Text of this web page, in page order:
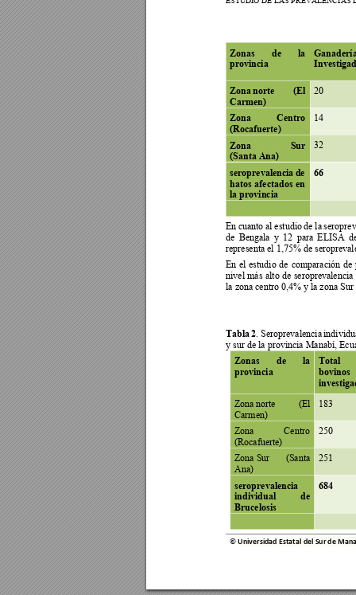
© Universidad Estatal del Sur de M
Zonas de
la
provincia
Zona norte
(El
Carmen)
20
Zona
Centro
(Rocafuerte)
14
Zona
Sur
(Santa Ana)
32
seroprevalencia de
hatos afectados en
la provincia
66
En cuanto al estudio de la
de Bengala y 12 para ELISA
representa el 1,75% de
En el estudio de comparación de
nivel más alto de seroprevalencia
la zona centro 0,4% y la zona
Tabla 2. Seroprevalencia
y sur de la provincia Manabí,
Zonas de
la
provincia
Total
bovinos
Zona norte
  (El
Carmen)
183
Zona
Centro
(Rocafuerte)
250
Zona Sur
   (Santa
Ana)
251
seroprevalencia
individual
de
Brucelosis
684